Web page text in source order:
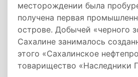
месторождении была
получена первая
острове. Добычей «черного
Сахалине занималось
этого «Сахалинское
товарищество «Наследники